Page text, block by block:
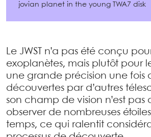
jovian planet in the young TWA7 disk
Le JWST n’a pas été conçu
exoplanètes, mais plutôt pour
une grande précision une fois
découvertes par d’autres
son champ de vision n’est
observer de nombreuses
temps, ce qui ralentit